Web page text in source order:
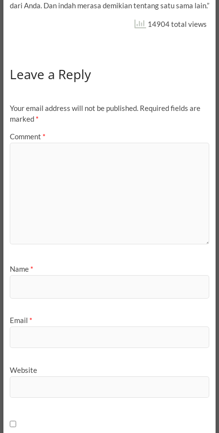
dari Anda. Dan indah merasa demikian tentang satu sama lain.”
14904 total views
Leave a Reply
Your email address will not be published. Required fields are
marked *
Comment *
Name *
Email *
Website